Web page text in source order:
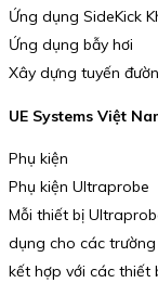
Ứng dụng SideKick
Ứng dụng bẫy hơi
Xây dựng tuyến
UE Systems Việt
Phụ kiện
Phụ kiện Ultraprobe
Mỗi thiết bị
dụng cho các
kết hợp với các thiết